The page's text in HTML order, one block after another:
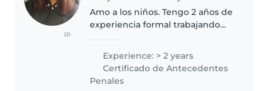
(2)
Amo a los niños. Tengo 2 años de
experiencia formal trabajando
de edad, además de la
experiencia personal de haber
criado a mis 3 hermanos desde
Experience: > 2 years
Certificado de Antecedentes
Penales